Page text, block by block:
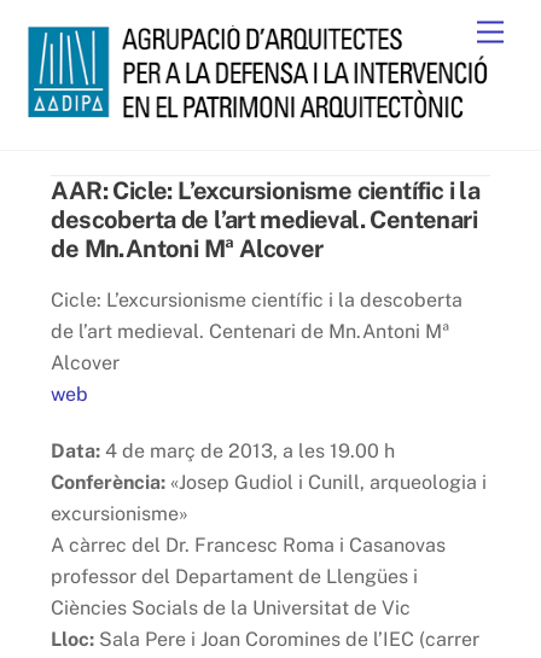
content
AAR: Cicle: L’excursionisme científic i la
descoberta de l’art medieval. Centenari
de Mn.Antoni Mª Alcover
Cicle: L’excursionisme científic i la descoberta
de l’art medieval. Centenari de Mn.Antoni Mª
Alcover
web
Data: 4 de març de 2013, a les 19.00 h
Conferència: «Josep Gudiol i Cunill, arqueologia i
excursionisme»
A càrrec del Dr. Francesc Roma i Casanovas
professor del Departament de Llengües i
Ciències Socials de la Universitat de Vic
Lloc: Sala Pere i Joan Coromines de l’IEC (carrer